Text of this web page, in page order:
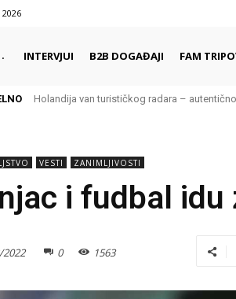
INTERVJUI B2B DOGAĐAJI FAM
Holandija van turističkog radara –
VESTI ZANIMLJIVOSTI
i fudbal idu
0 1563